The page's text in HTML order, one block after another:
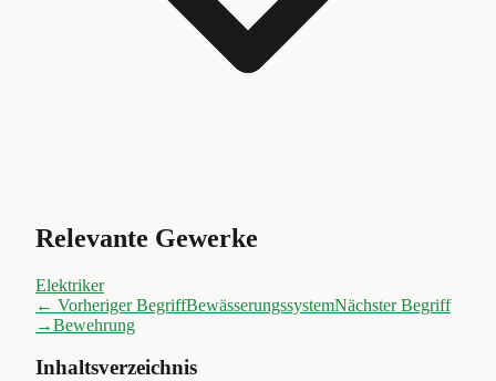
Relevante Gewerke
Elektriker
← Vorheriger BegriffBewässerungssystemNächster Begriff
→Bewehrung
Inhaltsverzeichnis